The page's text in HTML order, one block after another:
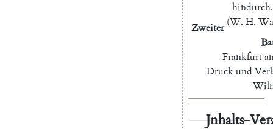
hindurch.
(W. H.
Zweiter
Frankfurt
Druck und
Jnhalts-